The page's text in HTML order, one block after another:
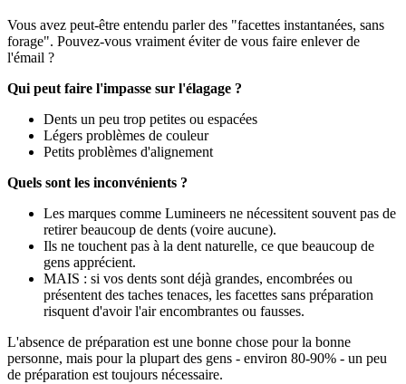
Vous avez peut-être entendu parler des "facettes instantanées, sans
forage". Pouvez-vous vraiment éviter de vous faire enlever de
l'émail ?
Qui peut faire l'impasse sur l'élagage ?
Dents un peu trop petites ou espacées
Légers problèmes de couleur
Petits problèmes d'alignement
Quels sont les inconvénients ?
Les marques comme Lumineers ne nécessitent souvent pas de
retirer beaucoup de dents (voire aucune).
Ils ne touchent pas à la dent naturelle, ce que beaucoup de
gens apprécient.
MAIS : si vos dents sont déjà grandes, encombrées ou
présentent des taches tenaces, les facettes sans préparation
risquent d'avoir l'air encombrantes ou fausses.
L'absence de préparation est une bonne chose pour la bonne
personne, mais pour la plupart des gens - environ 80-90% - un peu
de préparation est toujours nécessaire.